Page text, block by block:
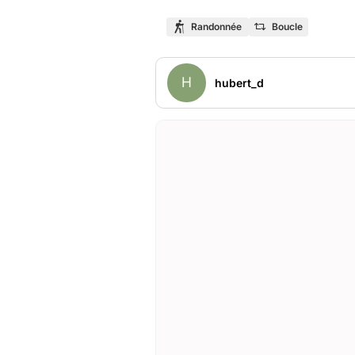
Randonnée Boucle
H hubert_d